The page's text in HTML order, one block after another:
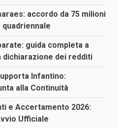
accordo da 75 milioni
guida completa a
dei redditi
Infantino:
alla Continuità
e Accertamento 2026:
Ufficiale